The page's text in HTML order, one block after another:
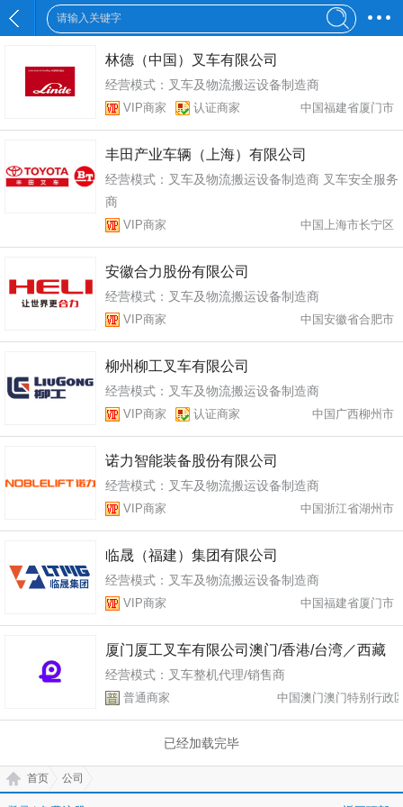
林德（中国）叉车有限公司
经营模式：叉车及物流搬运设备制造商
VIP商家 认证商家 中国福建省厦门市
丰田产业车辆（上海）有限公司
经营模式：叉车及物流搬运设备制造商 叉车安全服务
商
VIP商家 中国上海市长宁区
安徽合力股份有限公司
经营模式：叉车及物流搬运设备制造商
VIP商家 中国安徽省合肥市
柳州柳工叉车有限公司
经营模式：叉车及物流搬运设备制造商
VIP商家 认证商家 中国广西柳州市
诺力智能装备股份有限公司
经营模式：叉车及物流搬运设备制造商
VIP商家 中国浙江省湖州市
临晟（福建）集团有限公司
经营模式：叉车及物流搬运设备制造商
VIP商家 中国福建省厦门市
厦门厦工叉车有限公司澳门/香港/台湾／西藏
办事处
经营模式：叉车整机代理/销售商
普通商家 中国澳门澳门特别行政
已经加载完毕
首页 公司